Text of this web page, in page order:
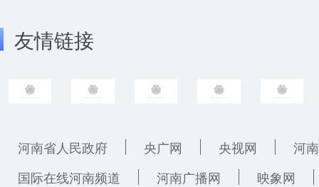
友情链接
河南省人民政府 央广网 央视网
河
国际在线河南频道
河南广播网 映象网